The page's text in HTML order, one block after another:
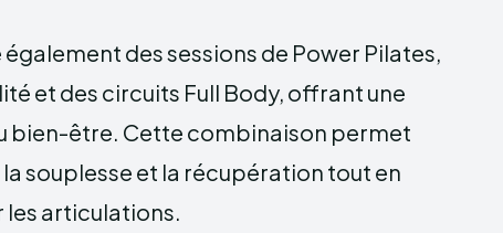
des sessions de Power Pilates,
et des circuits Full Body, offrant une
bien-être. Cette combinaison permet
souplesse et la récupération tout en
les articulations.